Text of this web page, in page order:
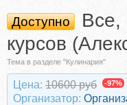
Доступно
Все,
курсов
Тема в разделе "Кулинария"
Цена: 10600 руб -97%
Организатор: